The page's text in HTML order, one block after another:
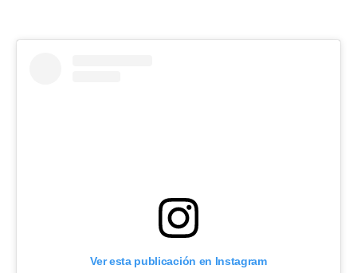
Ver esta publicación en Instagram